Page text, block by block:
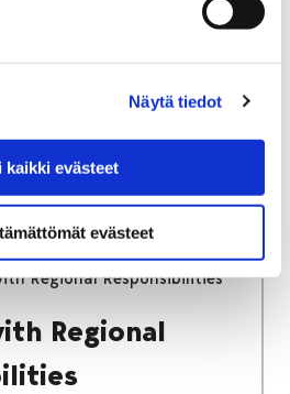
Näytä tiedot
kaikki evästeet
evästeet
Regional Responsibilities
Regional